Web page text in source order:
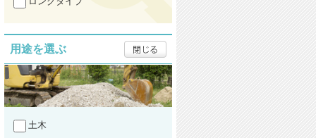
用途を選ぶ
土木